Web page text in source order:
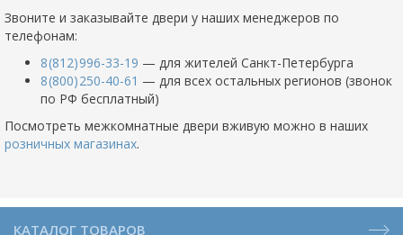
Звоните и заказывайте двери у наших менеджеров по
телефонам:
8 (812) 996-33-19 — для жителей Санкт-Петербурга
8 (800) 250-40-61 — для всех остальных регионов (звонок
по РФ бесплатный)
Посмотреть межкомнатные двери вживую можно в наших
розничных магазинах.
КАТАЛОГ ТОВАРОВ